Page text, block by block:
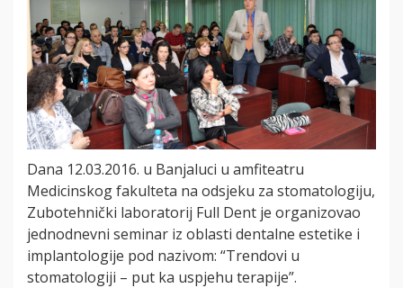
Dana 12.03.2016. u Banjaluci u amfiteatru
Medicinskog fakulteta na odsjeku za stomatologiju,
Zubotehnički laboratorij Full Dent je organizovao
jednodnevni seminar iz oblasti dentalne estetike i
implantologije pod nazivom: “Trendovi u
stomatologiji – put ka uspjehu terapije”.